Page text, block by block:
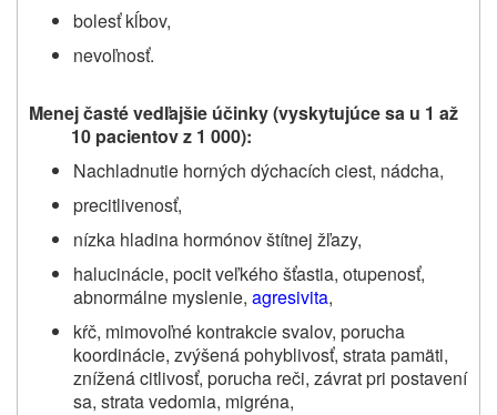
bolesť kĺbov,
nevoľnosť.
Menej časté vedľajšie účinky (vyskytujúce sa u 1 až
10 pacientov z 1 000):
Nachladnutie horných dýchacích ciest, nádcha,
precitlivenosť,
nízka hladina hormónov štítnej žľazy,
halucinácie, pocit veľkého šťastia, otupenosť,
abnormálne myslenie, agresivita,
kŕč, mimovoľné kontrakcie svalov, porucha
koordinácie, zvýšená pohyblivosť, strata pamäti,
znížená citlivosť, porucha reči, závrat pri postavení
sa, strata vedomia, migréna,